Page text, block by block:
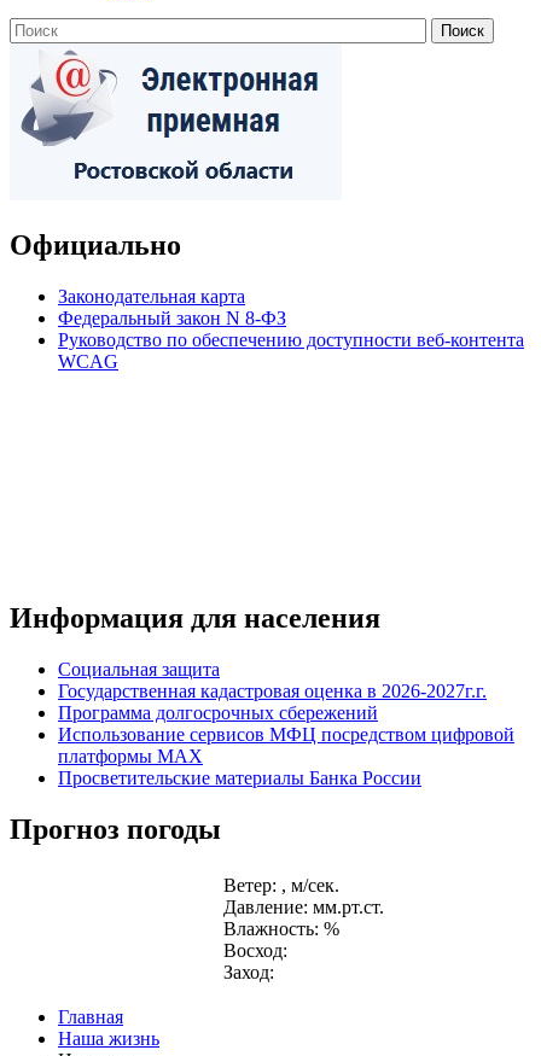
Официально
Законодательная карта
Федеральный закон N 8-ФЗ
Руководство по обеспечению доступности веб-контента
WCAG
Информация для населения
Социальная защита
Государственная кадастровая оценка в 2026-2027г.г.
Программа долгосрочных сбережений
Использование сервисов МФЦ посредством цифровой
платформы MAX
Просветительские материалы Банка России
Прогноз погоды
Ветер: , м/сек.
Давление: мм.рт.ст.
Влажность: %
Восход:
Заход:
Главная
Наша жизнь